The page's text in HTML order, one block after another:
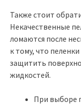
Также стоит
Некачественные
ломаются после
к тому, что
защитить
жидкостей.
При выборе